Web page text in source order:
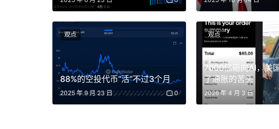
仅凭外表判断。我经历过金融危机，当时我们有一个很棒的运
但他在危机中表现得非常糟糕。而我作为公司的联合总裁，还
走不上去的人，却在危机中表现得极其出色。所以这就是为什
那些已经经历过危机的人。
主持人：你有一个非常普通的家庭背景，我很好奇，住在纽
用？你在哪里长大的？
88%的空投代币“活”不过3个月
2025 年 9 月 23 日 0
观点
7000亿砸向AI，美
了通胀的苦头
2026 年 4 月 3 日
观点